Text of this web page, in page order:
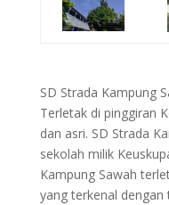
SD Strada Kampung S
Terletak di pinggiran
dan asri. SD Strada
sekolah milik
Kampung Sawah
yang terkenal